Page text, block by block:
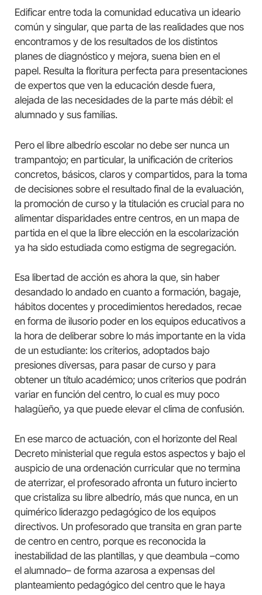
Edificar entre toda la comunidad educativa un ideario
común y singular, que parta de las realidades que nos
encontramos y de los resultados de los distintos
planes de diagnóstico y mejora, suena bien en el
papel. Resulta la floritura perfecta para presentaciones
de expertos que ven la educación desde fuera,
alejada de las necesidades de la parte más débil: el
alumnado y sus familias.
Pero el libre albedrío escolar no debe ser nunca un
trampantojo; en particular, la unificación de criterios
concretos, básicos, claros y compartidos, para la toma
de decisiones sobre el resultado final de la evaluación,
la promoción de curso y la titulación es crucial para no
alimentar disparidades entre centros, en un mapa de
partida en el que la libre elección en la escolarización
ya ha sido estudiada como estigma de segregación.
Esa libertad de acción es ahora la que, sin haber
desandado lo andado en cuanto a formación, bagaje,
hábitos docentes y procedimientos heredados, recae
en forma de ilusorio poder en los equipos educativos a
la hora de deliberar sobre lo más importante en la vida
de un estudiante: los criterios, adoptados bajo
presiones diversas, para pasar de curso y para
obtener un título académico; unos criterios que podrán
variar en función del centro, lo cual es muy poco
halagüeño, ya que puede elevar el clima de confusión.
En ese marco de actuación, con el horizonte del Real
Decreto ministerial que regula estos aspectos y bajo el
auspicio de una ordenación curricular que no termina
de aterrizar, el profesorado afronta un futuro incierto
que cristaliza su libre albedrío, más que nunca, en un
quimérico liderazgo pedagógico de los equipos
directivos. Un profesorado que transita en gran parte
de centro en centro, porque es reconocida la
inestabilidad de las plantillas, y que deambula –como
el alumnado– de forma azarosa a expensas del
planteamiento pedagógico del centro que le haya